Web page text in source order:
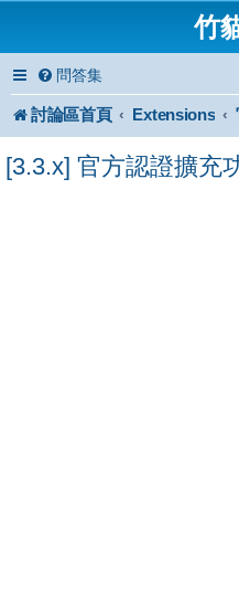
竹
問答集
討論區首頁 Extensions
[3.3.x] 官方認證擴充